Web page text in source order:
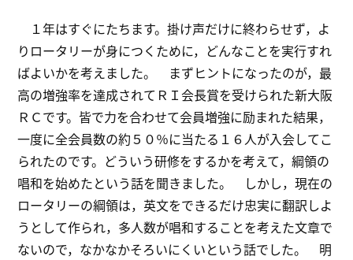
１年はすぐにたちます。掛け声だけに終わらせず，よ
りロータリーが身につくために，どんなことを実行すれ
ばよいかを考えました。 まずヒントになったのが，最
高の増強率を達成されてＲＩ会長賞を受けられた新大阪
ＲＣです。皆で力を合わせて会員増強に励まれた結果，
一度に全会員数の約５０％に当たる１６人が入会してこ
られたのです。どういう研修をするかを考えて，綱領の
唱和を始めたという話を聞きました。 しかし，現在の
ロータリーの綱領は，英文をできるだけ忠実に翻訳しよ
うとして作られ，多人数が唱和することを考えた文章で
ないので，なかなかそろいにくいという話でした。 明